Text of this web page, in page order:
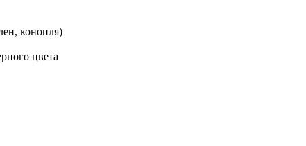
конопля)
цвета